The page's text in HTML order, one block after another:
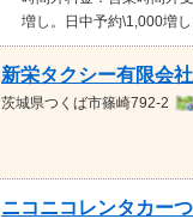
増し。日中予約\1,000増し
新栄タクシー有限会社
茨城県つくば市篠崎792-2
ニコニコレンタカー